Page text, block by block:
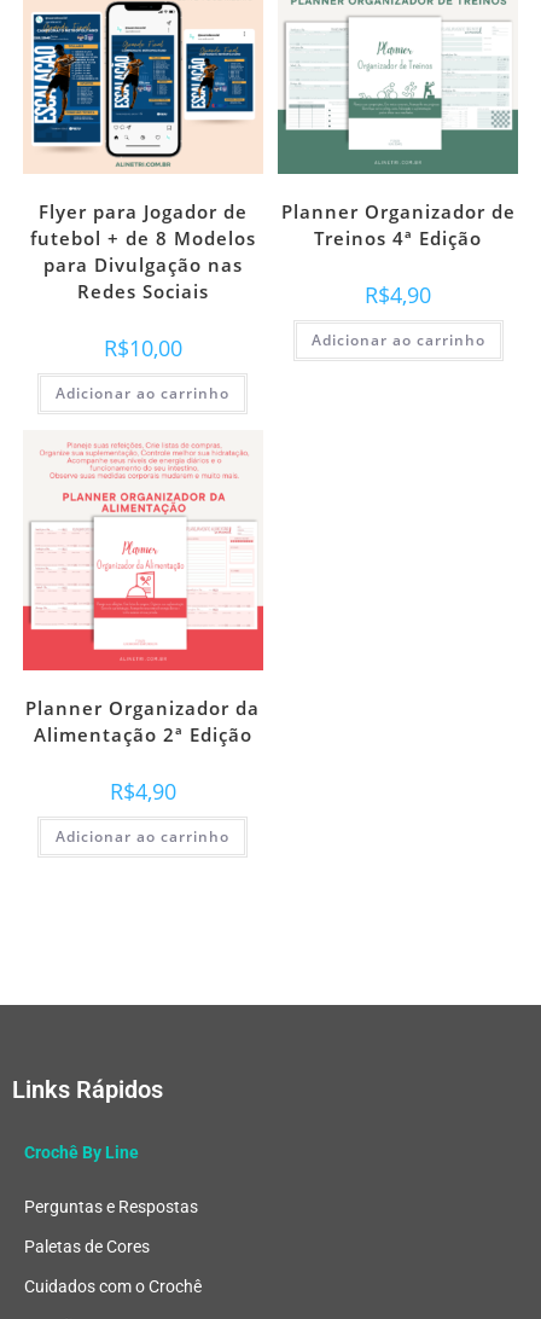
Flyer para Jogador de
futebol + de 8 Modelos
para Divulgação nas
Redes Sociais
R$10,00
Adicionar ao carrinho
Planner Organizador de
Treinos 4ª Edição
R$4,90
Adicionar ao carrinho
Planner Organizador da
Alimentação 2ª Edição
R$4,90
Adicionar ao carrinho
Links Rápidos
Crochê By Line
Perguntas e Respostas
Paletas de Cores
Cuidados com o Crochê